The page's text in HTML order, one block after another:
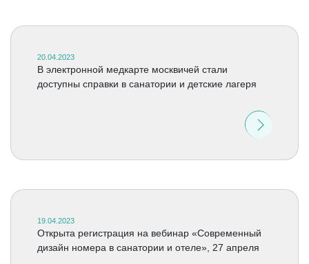
20.04.2023
В электронной медкарте москвичей стали
доступны справки в санатории и детские лагеря
19.04.2023
Открыта регистрация на вебинар «Современный
дизайн номера в санатории и отеле», 27 апреля